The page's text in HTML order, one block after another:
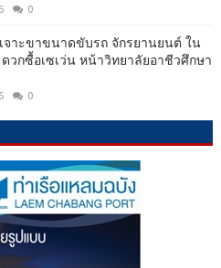
0
จาะขาขนาดขับรถ จักรยานยนต์ ใน
วกซื้อเซเว่น หน้าวิทยาลัยอาชีวศึกษา
0